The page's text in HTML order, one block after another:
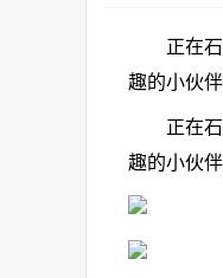
正在石器
趣的小伙
正在石器
趣的小伙